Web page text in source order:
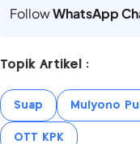
FollowWhatsApp
Topik Artikel :
Suap Mulyono
OTT KPK